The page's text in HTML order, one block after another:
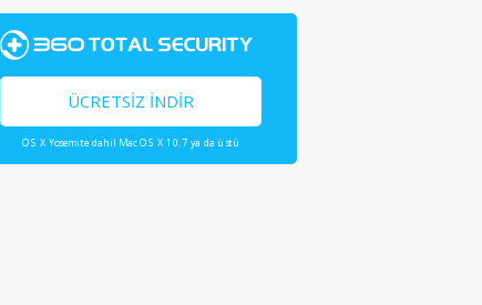
ÜCRETSIZ İNDIR
OS X Yosemite dahil Mac OS X 10.7 ya da üstü